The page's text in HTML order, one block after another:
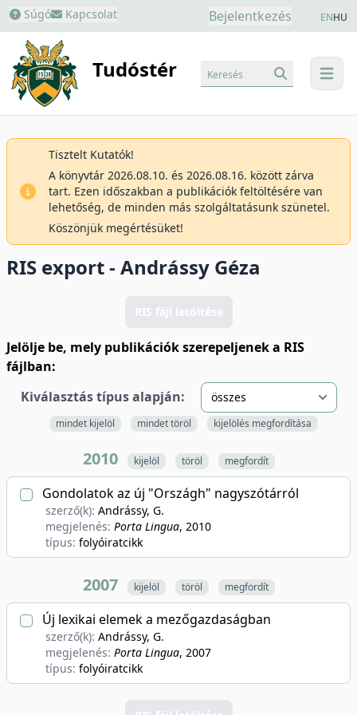
Súgó Kapcsolat Bejelentkezés ENHU
Tudóstér menu
Keresés
Tisztelt Kutatók!
A könyvtár 2026.08.10. és 2026.08.16. között zárva
tart. Ezen időszakban a publikációk feltöltésére van
lehetőség, de minden más szolgáltatásunk szünetel.
Köszönjük megértésüket!
RIS export - Andrássy Géza
RIS fájl letöltése
Jelölje be, mely publikációk szerepeljenek a RIS
fájlban:
Kiválasztás típus alapján:
mindet kijelöl mindet töröl kijelölés megfordítása
2010 kijelöl töröl megfordít
Gondolatok az új "Országh" nagyszótárról
szerző(k): Andrássy, G.
megjelenés: Porta Lingua, 2010
típus: folyóiratcikk
2007 kijelöl töröl megfordít
Új lexikai elemek a mezőgazdaságban
szerző(k): Andrássy, G.
megjelenés: Porta Lingua, 2007
típus: folyóiratcikk